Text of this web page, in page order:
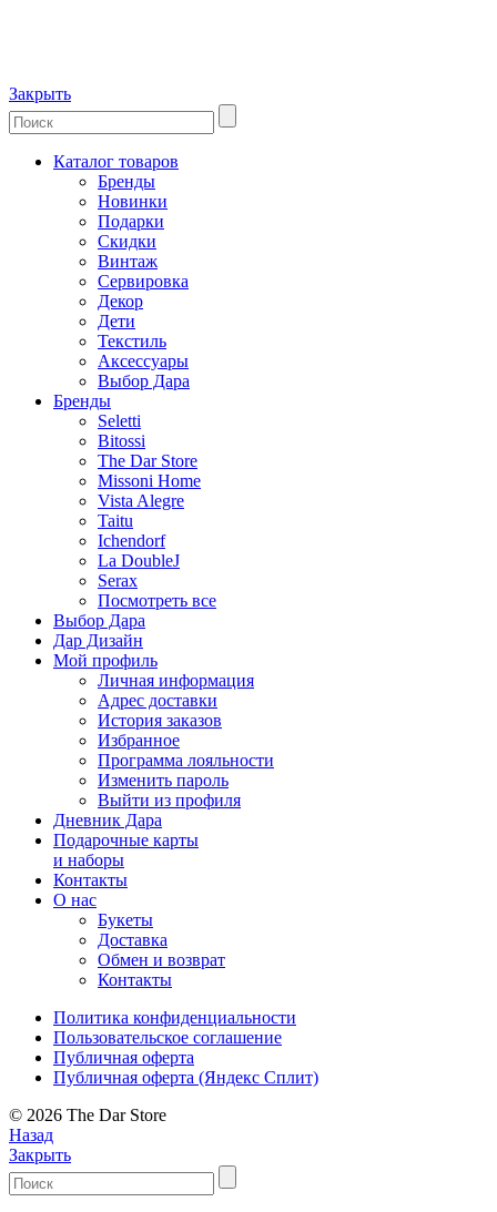
Закрыть
Каталог товаров
Бренды
Новинки
Подарки
Скидки
Винтаж
Сервировка
Декор
Дети
Текстиль
Аксессуары
Выбор Дара
Бренды
Seletti
Bitossi
The Dar Store
Missoni Home
Vista Alegre
Taitu
Ichendorf
La DoubleJ
Serax
Посмотреть все
Выбор Дара
Дар Дизайн
Мой профиль
Личная информация
Адрес доставки
История заказов
Избранное
Программа лояльности
Изменить пароль
Выйти из профиля
Дневник Дара
Подарочные карты
и наборы
Контакты
О нас
Букеты
Доставка
Обмен и возврат
Контакты
Политика конфиденциальности
Пользовательское соглашение
Публичная оферта
Публичная оферта (Яндекс Сплит)
© 2026 The Dar Store
Назад
Закрыть